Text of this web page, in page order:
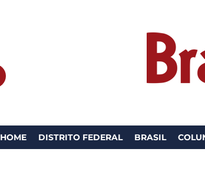
HOME DISTRITO FEDERAL BRASIL